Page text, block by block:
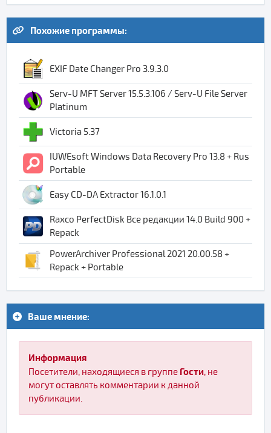
Похожие программы:
EXIF Date Changer Pro 3.9.3.0
Serv-U MFT Server 15.5.3.106 / Serv-U File Server
Platinum
Victoria 5.37
IUWEsoft Windows Data Recovery Pro 13.8 + Rus
Portable
Easy CD-DA Extractor 16.1.0.1
Raxco PerfectDisk Все редакции 14.0 Build 900 +
Repack
PowerArchiver Professional 2021 20.00.58 +
Repack + Portable
Ваше мнение:
Информация
Посетители, находящиеся в группе Гости, не
могут оставлять комментарии к данной
публикации.